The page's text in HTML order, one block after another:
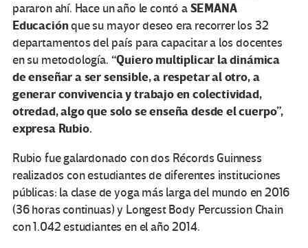
pararon ahí. Hace un año le contó aSEMANA
Educaciónque su mayor deseo era recorrer los 32
departamentos del país para capacitar a los docentes
en su metodología. “Quiero multiplicar la dinámica
de enseñar a ser sensible, a respetar al otro, a
generar convivencia y trabajo en colectividad,
otredad, algo que solo se enseña desde el cuerpo”,
expresa Rubio.
Rubio fue galardonado con dos Récords Guinness
realizados con estudiantes de diferentes instituciones
públicas: la clase de yoga más larga del mundo en 2016
(36 horas continuas) y Longest Body Percussion Chain
con 1.042 estudiantes en el año 2014.